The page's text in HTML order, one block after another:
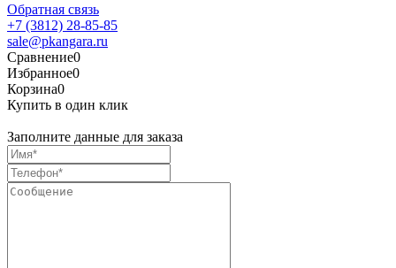
Обратная связь
+7 (3812) 28-85-85
sale@pkangara.ru
Сравнение0
Избранное0
Корзина0
Купить в один клик
Заполните данные для заказа